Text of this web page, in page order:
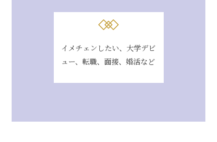
イメチェンしたい、大学デビ
ュー、転職、面接、婚活など